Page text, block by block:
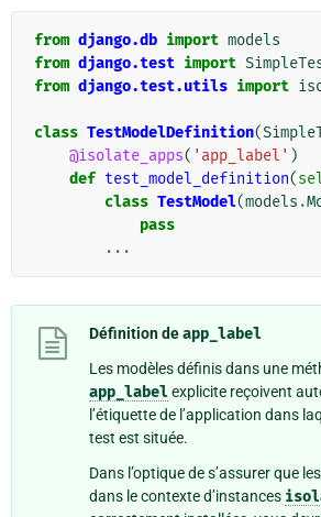
from django.db import models
from django.test import
from django.test.utils import
class TestModelDefinition(
@isolate_apps( 'app_label' )
def test_model_definition(
class TestModel(models .
pass
...
Définition deapp_label
Les modèles définis dans une
app_labelexplicite reçoivent
l’étiquette de l’application dans
test est située.
Dans l’optique de s’assurer que
dans le contexte d’instances